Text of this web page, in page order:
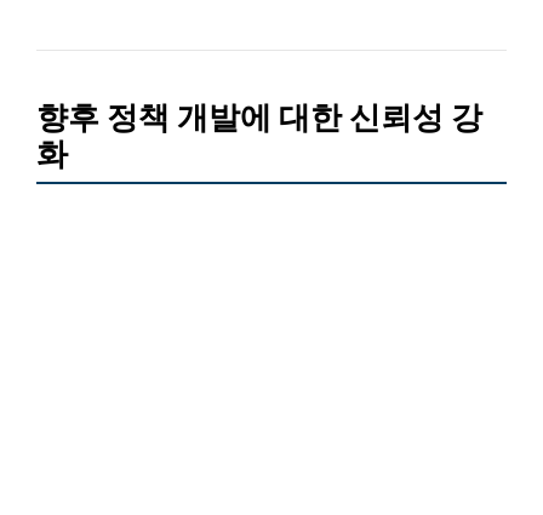
향후 정책 개발에 대한 신뢰성 강
화